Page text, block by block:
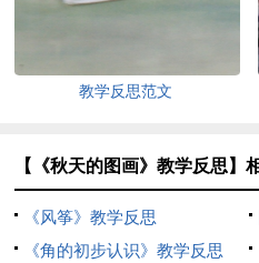
教学反思范文
【《秋天的图画》教学反思】
《风筝》教学反思
《角的初步认识》教学反思